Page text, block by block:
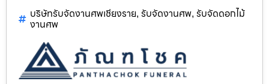
บริษัทรับจัดงานศพเชียงราย, รับจัดงานศพ, รับจัดดอกไม้
งานศพ